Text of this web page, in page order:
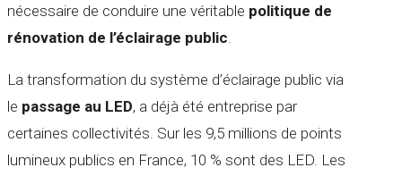
nécessaire de conduire une véritable politique de
rénovation de l’éclairage public
La transformation du système d’éclairage public via
le passage au LED, a déjà été entreprise par
certaines collectivités. Sur les 9,5 millions de points
lumineux publics en France, 10 % sont des LED. Les